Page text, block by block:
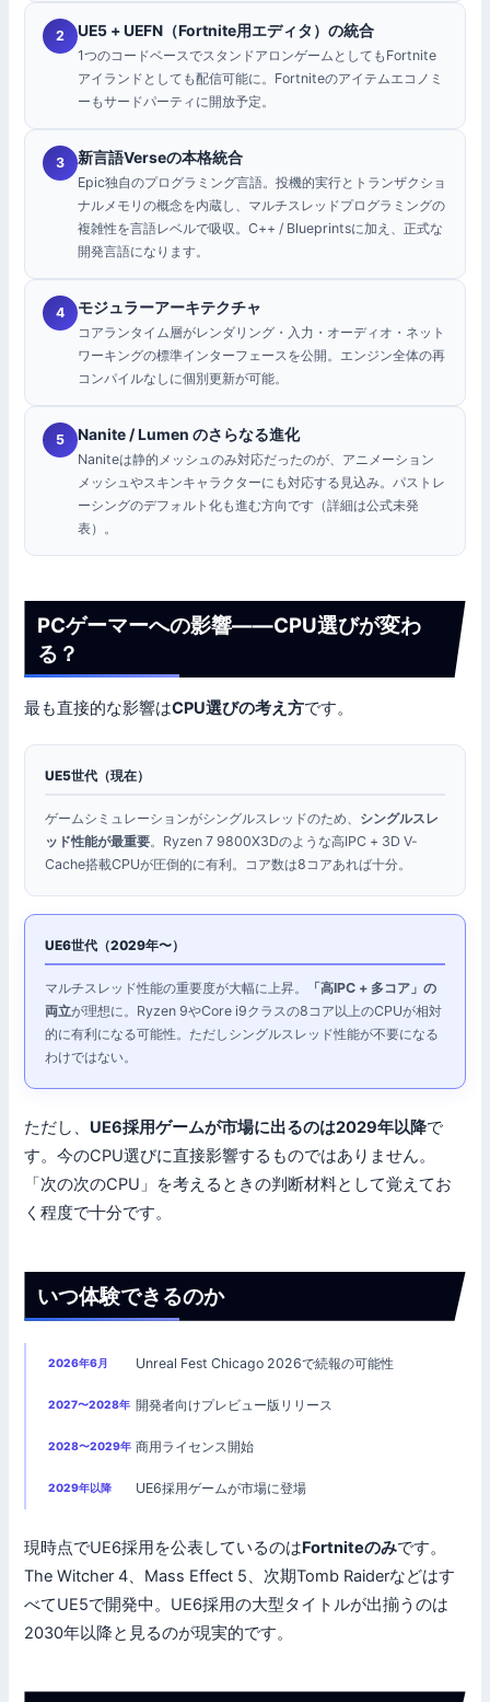
2 UE5 + UEFN（Fortnite用エディタ）の統合
1つのコードベースでスタンドアロンゲームとしてもFortnite
アイランドとしても配信可能に。Fortniteのアイテムエコノミ
ーもサードパーティに開放予定。
3 新言語Verseの本格統合
Epic独自のプログラミング言語。投機的実行とトランザクショ
ナルメモリの概念を内蔵し、マルチスレッドプログラミングの
複雑性を言語レベルで吸収。C++ / Blueprintsに加え、正式な
開発言語になります。
4 モジュラーアーキテクチャ
コアランタイム層がレンダリング・入力・オーディオ・ネット
ワーキングの標準インターフェースを公開。エンジン全体の再
コンパイルなしに個別更新が可能。
5 Nanite / Lumen のさらなる進化
Naniteは静的メッシュのみ対応だったのが、アニメーション
メッシュやスキンキャラクターにも対応する見込み。パストレ
ーシングのデフォルト化も進む方向です（詳細は公式未発
表）。
PCゲーマーへの影響——CPU選びが変わ
る？
最も直接的な影響はCPU選びの考え方です。
UE5世代（現在）
ゲームシミュレーションがシングルスレッドのため、 シングルスレ
ッド性能が最重要。Ryzen 7 9800X3Dのような高IPC + 3D V-
Cache搭載CPUが圧倒的に有利。コア数は8コアあれば十分。
UE6世代（2029年〜）
マルチスレッド性能の重要度が大幅に上昇。
「高IPC + 多コア」の
両立が理想に。Ryzen 9やCore i9クラスの8コア以上のCPUが相対
的に有利になる可能性。ただしシングルスレッド性能が不要になる
わけではない。
ただし、 UE6採用ゲームが市場に出るのは2029年以降で
す。今のCPU選びに直接影響するものではありません。
「次の次のCPU」を考えるときの判断材料として覚えてお
く程度で十分です。
いつ体験できるのか
2026年6月 Unreal Fest Chicago 2026で続報の可能性
2027〜2028年 開発者向けプレビュー版リリース
2028〜2029年 商用ライセンス開始
2029年以降 UE6採用ゲームが市場に登場
現時点でUE6採用を公表しているのはFortniteのみです。
The Witcher 4、Mass Effect 5、次期Tomb Raiderなどはす
べてUE5で開発中。UE6採用の大型タイトルが出揃うのは
2030年以降と見るのが現実的です。